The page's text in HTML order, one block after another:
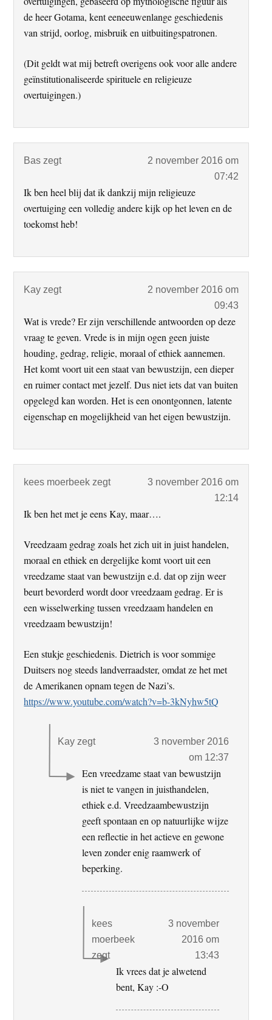
de heer Gotama, kent eeneeuwenlange geschiedenis
van strijd, oorlog, misbruik en uitbuitingspatronen.
(Dit geldt wat mij betreft overigens ook voor alle andere
geïnstitutionaliseerde spirituele en religieuze
overtuigingen.)
Bas zegt
2 november 2016 om
07:42
Ik ben heel blij dat ik dankzij mijn religieuze
overtuiging een volledig andere kijk op het leven en de
toekomst heb!
Kay zegt
2 november 2016 om
09:43
Wat is vrede? Er zijn verschillende antwoorden op deze
vraag te geven. Vrede is in mijn ogen geen juiste
houding, gedrag, religie, moraal of ethiek aannemen.
Het komt voort uit een staat van bewustzijn, een dieper
en ruimer contact met jezelf. Dus niet iets dat van buiten
opgelegd kan worden. Het is een onontgonnen, latente
eigenschap en mogelijkheid van het eigen bewustzijn.
kees moerbeek zegt
3 november 2016 om
12:14
Ik ben het met je eens Kay, maar….
Vreedzaam gedrag zoals het zich uit in juist handelen,
moraal en ethiek en dergelijke komt voort uit een
vreedzame staat van bewustzijn e.d. dat op zijn weer
beurt bevorderd wordt door vreedzaam gedrag. Er is
een wisselwerking tussen vreedzaam handelen en
vreedzaam bewustzijn!
Een stukje geschiedenis. Dietrich is voor sommige
Duitsers nog steeds landverraadster, omdat ze het met
de Amerikanen opnam tegen de Nazi’s.
https://www.youtube.com/watch?v=b-3kNyhw5tQ
Kay zegt
3 november 2016
om 12:37
Een vreedzame staat van bewustzijn
is niet te vangen in juisthandelen,
ethiek e.d. Vreedzaambewustzijn
geeft spontaan en op natuurlijke wijze
een reflectie in het actieve en gewone
leven zonder enig raamwerk of
beperking.
kees
moerbeek
zegt
3 november
2016 om
13:43
Ik vrees dat je alwetend
bent, Kay :-O